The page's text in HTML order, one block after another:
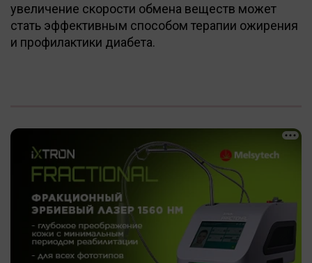
увеличение скорости обмена веществ может
стать эффективным способом терапии ожирения
и профилактики диабета.